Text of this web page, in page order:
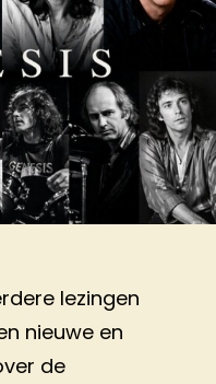
lezingen
nieuwe en
de